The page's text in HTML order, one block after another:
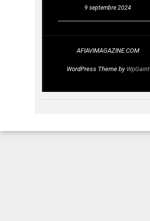
9 septembre 2024
AFIAVIMAGAZINE.COM
WordPress Theme by WpGaint